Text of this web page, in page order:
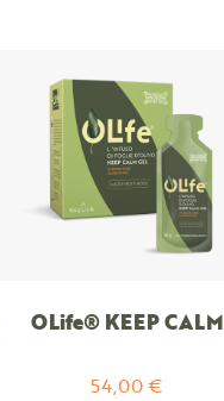
OLife® KEEP CALM
54,00 €